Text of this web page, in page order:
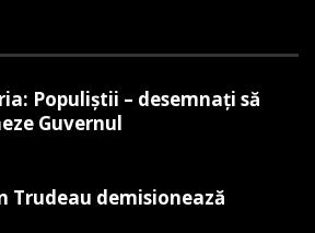
Populiștii – desemnați să
Guvernul
Trudeau demisionează